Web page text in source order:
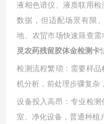
液相色谱仪、液质联用检
数据，但适配场景有限
地、农贸市场快速筛查
灵农药残留胶体金检测卡
检测流程繁琐：需要样
机分析，前处理步骤复杂
设备投入高昂：专业检
室、净化设备，普通种植